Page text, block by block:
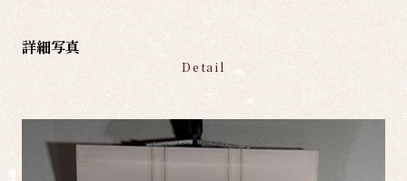
詳細写真
Detail